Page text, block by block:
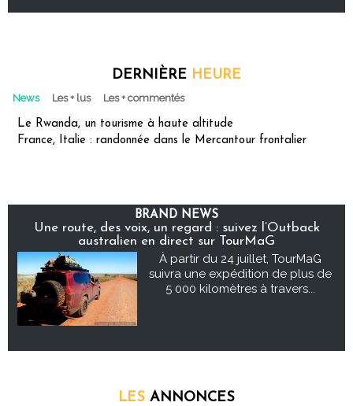
DERNIÈRE HEURE
News Les + lus Les + commentés
Le Rwanda, un tourisme à haute altitude
France, Italie : randonnée dans le Mercantour frontalier
BRAND NEWS
Une route, des voix, un regard : suivez l’Outback
australien en direct sur TourMaG
À partir du 24 juillet, TourMaG
suivra une expédition de plus de
5 000 kilomètres à travers...
LES ANNONCES